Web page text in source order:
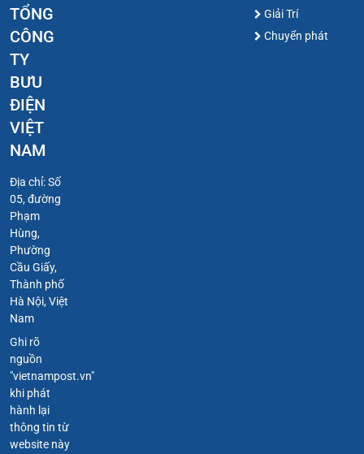
TỔNG
CÔNG
TY
BƯU
ĐIỆN
VIỆT
NAM
Địa chỉ: Số
05, đường
Phạm
Hùng,
Phường
Cầu Giấy,
Thành phố
Hà Nội, Việt
Nam
Ghi rõ
nguồn
"vietnampost.vn"
khi phát
hành lại
thông tin từ
website này
Giải Trí
Chuyển phát